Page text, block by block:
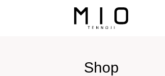
Shop